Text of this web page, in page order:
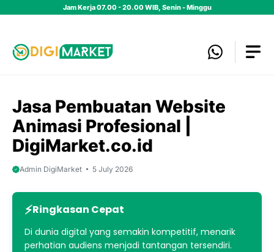
Jam Kerja 07.00 - 20.00 WIB, Senin - Minggu
Jasa Pembuatan Website
Animasi Profesional |
DigiMarket.co.id
Admin DigiMarket 5 July 2026
Ringkasan Cepat
Di dunia digital yang semakin kompetitif, menarik
perhatian audiens menjadi tantangan tersendiri.